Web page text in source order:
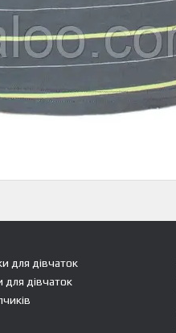
для дівчаток
для дівчаток